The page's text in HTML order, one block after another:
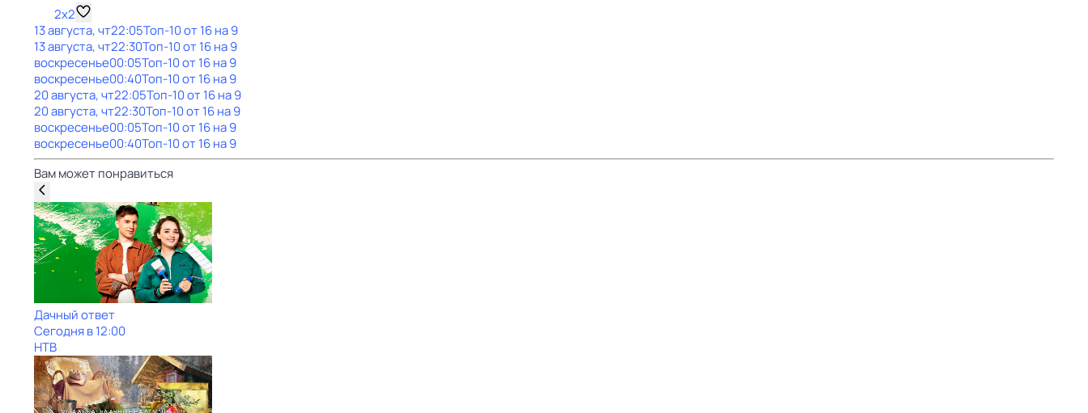
2x2
13 августа, чт22:05Топ-10 от 16 на 9
13 августа, чт22:30Топ-10 от 16 на 9
воскресенье00:05Топ-10 от 16 на 9
воскресенье00:40Топ-10 от 16 на 9
20 августа, чт22:05Топ-10 от 16 на 9
20 августа, чт22:30Топ-10 от 16 на 9
воскресенье00:05Топ-10 от 16 на 9
воскресенье00:40Топ-10 от 16 на 9
Вам может понравиться
Дачный ответ
Сегодня в 12:00
НТВ